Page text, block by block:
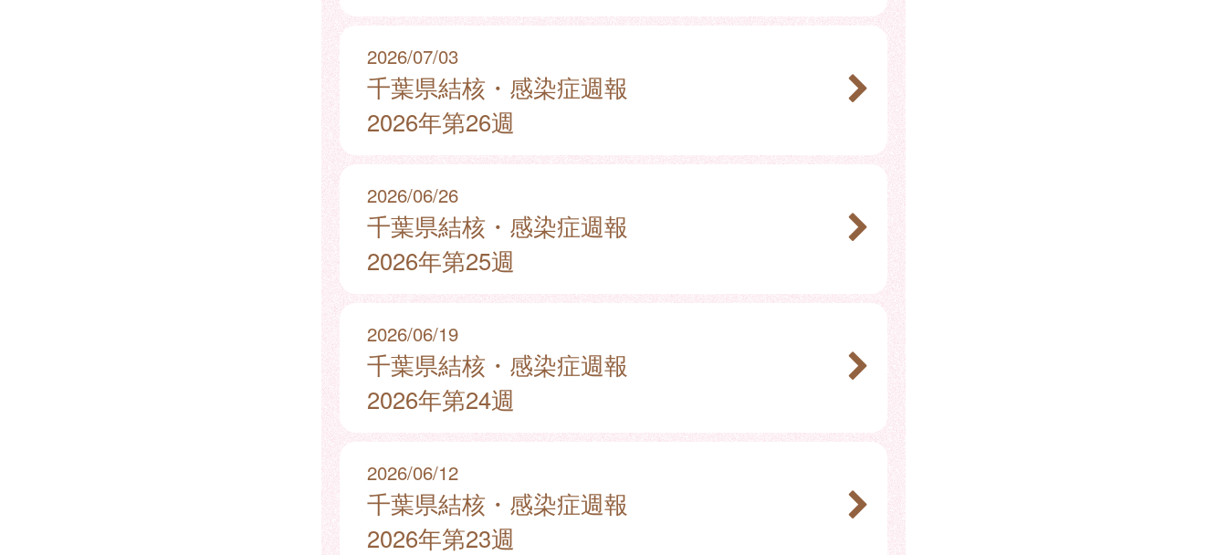
2026/07/03
千葉県結核・感染症週報
2026年第26週
2026/06/26
千葉県結核・感染症週報
2026年第25週
2026/06/19
千葉県結核・感染症週報
2026年第24週
2026/06/12
千葉県結核・感染症週報
2026年第23週